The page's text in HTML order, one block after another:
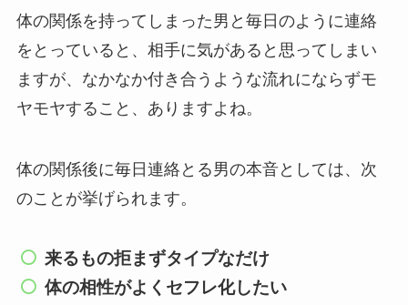
体の関係を持ってしまった男と毎日のように連絡
をとっていると、相手に気があると思ってしまい
ますが、なかなか付き合うような流れにならずモ
ヤモヤすること、ありますよね。
体の関係後に毎日連絡とる男の本音としては、次
のことが挙げられます。
来るもの拒まずタイプなだけ
体の相性がよくセフレ化したい